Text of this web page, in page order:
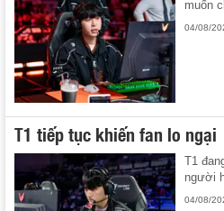
muốn
04/08/
T1 tiếp tục khiến fan lo ngại
T1
người
04/08/